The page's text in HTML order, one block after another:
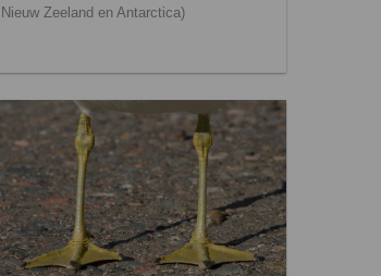
Nieuw Zeeland en Antarctica)